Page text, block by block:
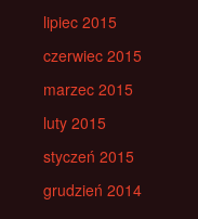
lipiec 2015
czerwiec 2015
marzec 2015
luty 2015
styczeń 2015
grudzień 2014